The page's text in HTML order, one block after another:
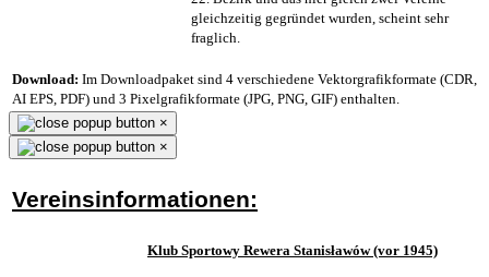
gleichzeitig gegründet wurden, scheint sehr
fraglich.
Download: Im Downloadpaket sind 4 verschiedene Vektorgrafikformate (CDR,
AI EPS, PDF) und 3 Pixelgrafikformate (JPG, PNG, GIF) enthalten.
×
×
Vereinsinformationen:
Klub Sportowy Rewera Stanisławów (vor 1945)